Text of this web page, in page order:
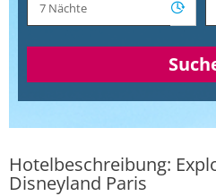
Hotelbeschreibung:
Disneyland Paris